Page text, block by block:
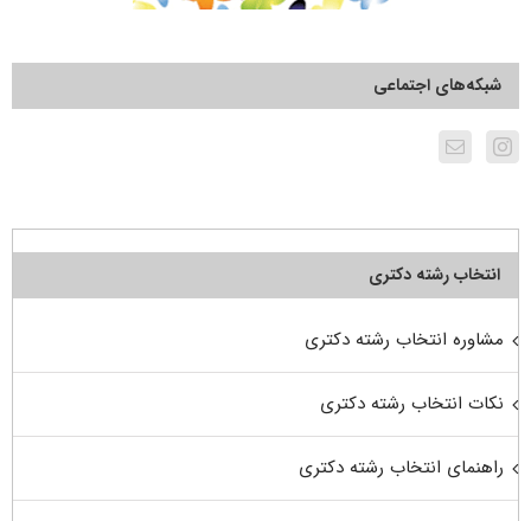
شبکه‌های اجتماعی
انتخاب رشته دکتری
مشاوره انتخاب رشته دکتری
نکات انتخاب رشته دکتری
راهنمای انتخاب رشته دکتری